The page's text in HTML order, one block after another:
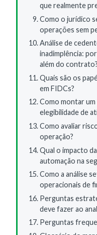
que realmente
Como o jurídico
operações sem
Análise de
inadimplência:
além do contrato?
Quais são os
em FIDCs?
Como montar
elegibilidade de
Como avaliar
operação?
Qual o impacto
automação na
Como a análise
operacionais de
Perguntas
deve fazer ao
Perguntas